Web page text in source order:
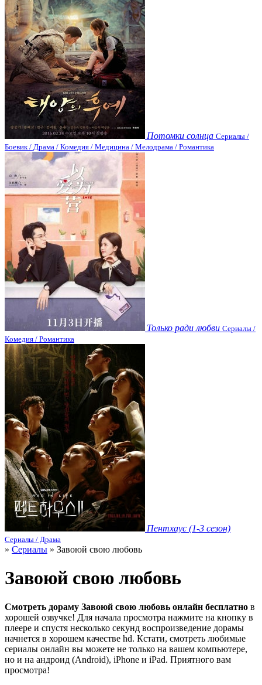
Потомки солнца Сериалы /
Боевик / Драма / Комедия / Медицина / Мелодрама / Романтика
Только ради любви Сериалы /
Комедия / Романтика
Пентхаус (1-3 сезон)
Сериалы / Драма
» Сериалы » Завоюй свою любовь
Завоюй свою любовь
Смотреть дораму Завоюй свою любовь онлайн бесплатно в
хорошей озвучке! Для начала просмотра нажмите на кнопку в
плеере и спустя несколько секунд воспроизведение дорамы
начнется в хорошем качестве hd. Кстати, смотреть любимые
сериалы онлайн вы можете не только на вашем компьютере,
но и на андроид (Android), iPhone и iPad. Приятного вам
просмотра!